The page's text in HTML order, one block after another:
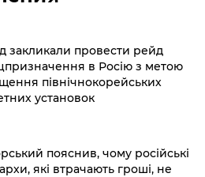
закликали провести рейд
в Росію з метою
північнокорейських
установок
пояснив, чому російські
які втрачають гроші, не